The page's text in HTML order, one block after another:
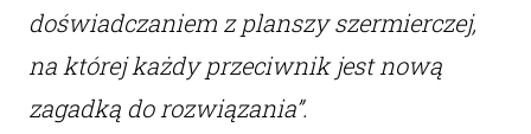
doświadczaniem z planszy szermierczej,
na której każdy przeciwnik jest nową
zagadką do rozwiązania”.